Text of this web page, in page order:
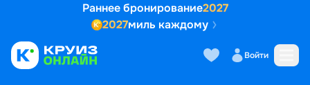
Раннее бронирование2027
2027миль каждому
Войти
Выбор кают Маршрут и